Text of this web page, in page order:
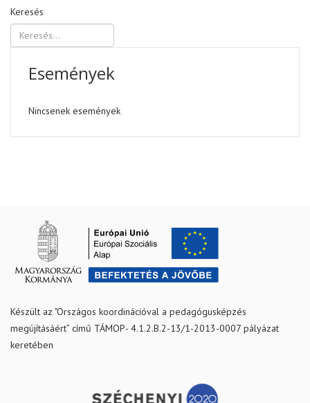
Keresés
Események
Nincsenek események
Készült az "Országos koordinációval a pedagógusképzés
megújításáért” című TÁMOP- 4.1.2.B.2-13/1-2013-0007 pályázat
keretében